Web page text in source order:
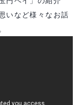
いなど様々なお話